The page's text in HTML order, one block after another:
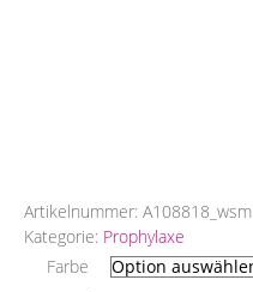
Artikelnummer: A108818_wsm
Kategorie: Prophylaxe
Farbe